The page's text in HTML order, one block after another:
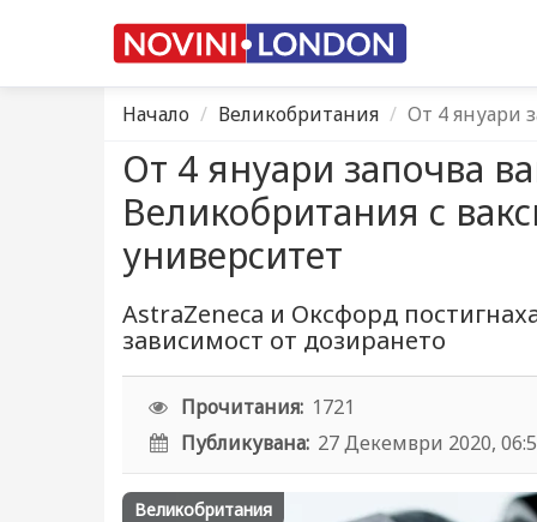
Начало Великобритания От 4 януари
От 4 януари започва
Великобритания с
университет
AstraZeneca и Оксфорд
зависимост от дозирането
Прочитания: 1721
Публикувана: 27 Декември 2020,
Великобритания